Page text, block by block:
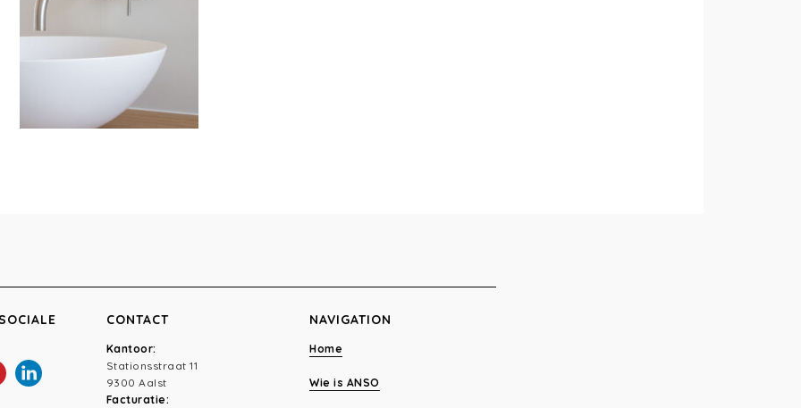
CONTACT
Kantoor:
Stationsstraat 11
9300 Aalst
Facturatie:
NAVIGATION
Home
Wie is ANSO